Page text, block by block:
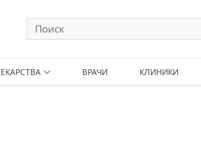
ВРАЧИ КЛИНИКИ